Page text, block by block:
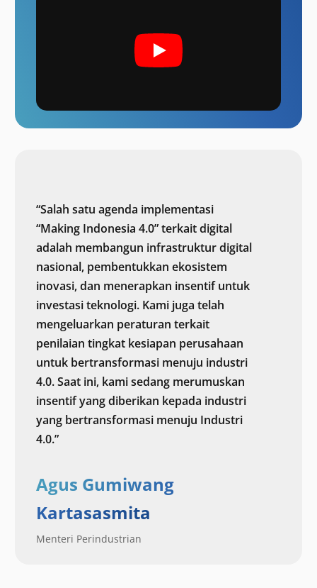
“Salah satu agenda implementasi
“Making Indonesia 4.0” terkait digital
adalah membangun infrastruktur digital
nasional, pembentukkan ekosistem
inovasi, dan menerapkan insentif untuk
investasi teknologi. Kami juga telah
mengeluarkan peraturan terkait
penilaian tingkat kesiapan perusahaan
untuk bertransformasi menuju industri
4.0. Saat ini, kami sedang merumuskan
insentif yang diberikan kepada industri
yang bertransformasi menuju Industri
4.0.”
Agus Gumiwang
Kartasasmita
Menteri Perindustrian